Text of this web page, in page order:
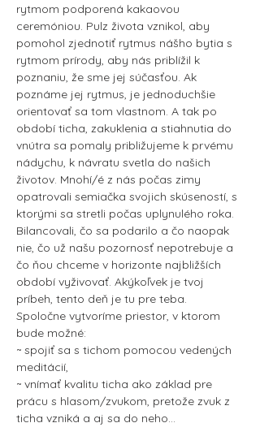
rytmom podporená kakaovou
ceremóniou. Pulz života vznikol, aby
pomohol zjednotiť rytmus nášho bytia s
rytmom prírody, aby nás priblížil k
poznaniu, že sme jej súčasťou. Ak
poznáme jej rytmus, je jednoduchšie
orientovať sa tom vlastnom. A tak po
období ticha, zakuklenia a stiahnutia do
vnútra sa pomaly približujeme k prvému
nádychu, k návratu svetla do našich
životov. Mnohí/é z nás počas zimy
opatrovali semiačka svojich skúseností, s
ktorými sa stretli počas uplynulého roka.
Bilancovali, čo sa podarilo a čo naopak
nie, čo už našu pozornosť nepotrebuje a
čo ňou chceme v horizonte najbližších
období vyživovať. Akýkoľvek je tvoj
príbeh, tento deň je tu pre teba.
Spoločne vytvoríme priestor, v ktorom
bude možné:
~ spojiť sa s tichom pomocou vedených
meditácií,
~ vnímať kvalitu ticha ako základ pre
prácu s hlasom/zvukom, pretože zvuk z
ticha vzniká a aj sa do neho…